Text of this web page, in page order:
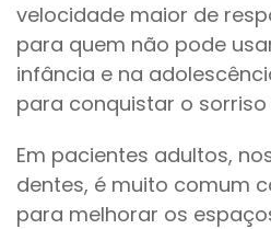
velocidade maior de
para quem não pode
infância e na
para conquistar o
Em pacientes adultos,
dentes, é muito comum
para melhorar os